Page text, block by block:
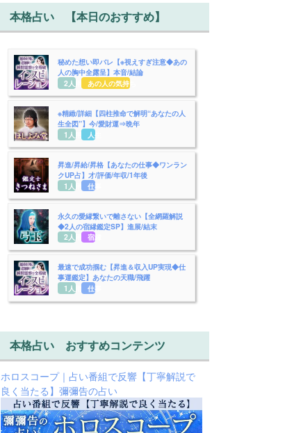
本格占い 【本日のおすすめ】
秘めた想い即バレ【※視えすぎ注意◆あの
人の胸中全露呈】本音/結論
2人用 あの人の気持ち
※精緻/詳細【四柱推命で解明“あなたの人
生全図”】今/愛財運⇒晩年
1人用
人生
昇進/昇給/昇格【あなたの仕事◆ワンラン
クUP占】才/評価/年収/1年後
1人用 仕事
永久の愛縁繋いで離さない【全網羅解説
◆2人の宿縁鑑定SP】進展/結末
2人用 宿縁
最速で成功掴む【昇進＆収入UP実現◆仕
事運鑑定】あなたの天職/飛躍
1人用
仕事
本格占い おすすめコンテンツ
ホロスコープ｜占い番組で反響【丁寧解説で
良く当たる】彌彌告の占い